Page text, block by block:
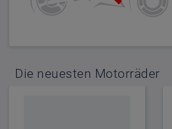
Die neuesten Motorräder